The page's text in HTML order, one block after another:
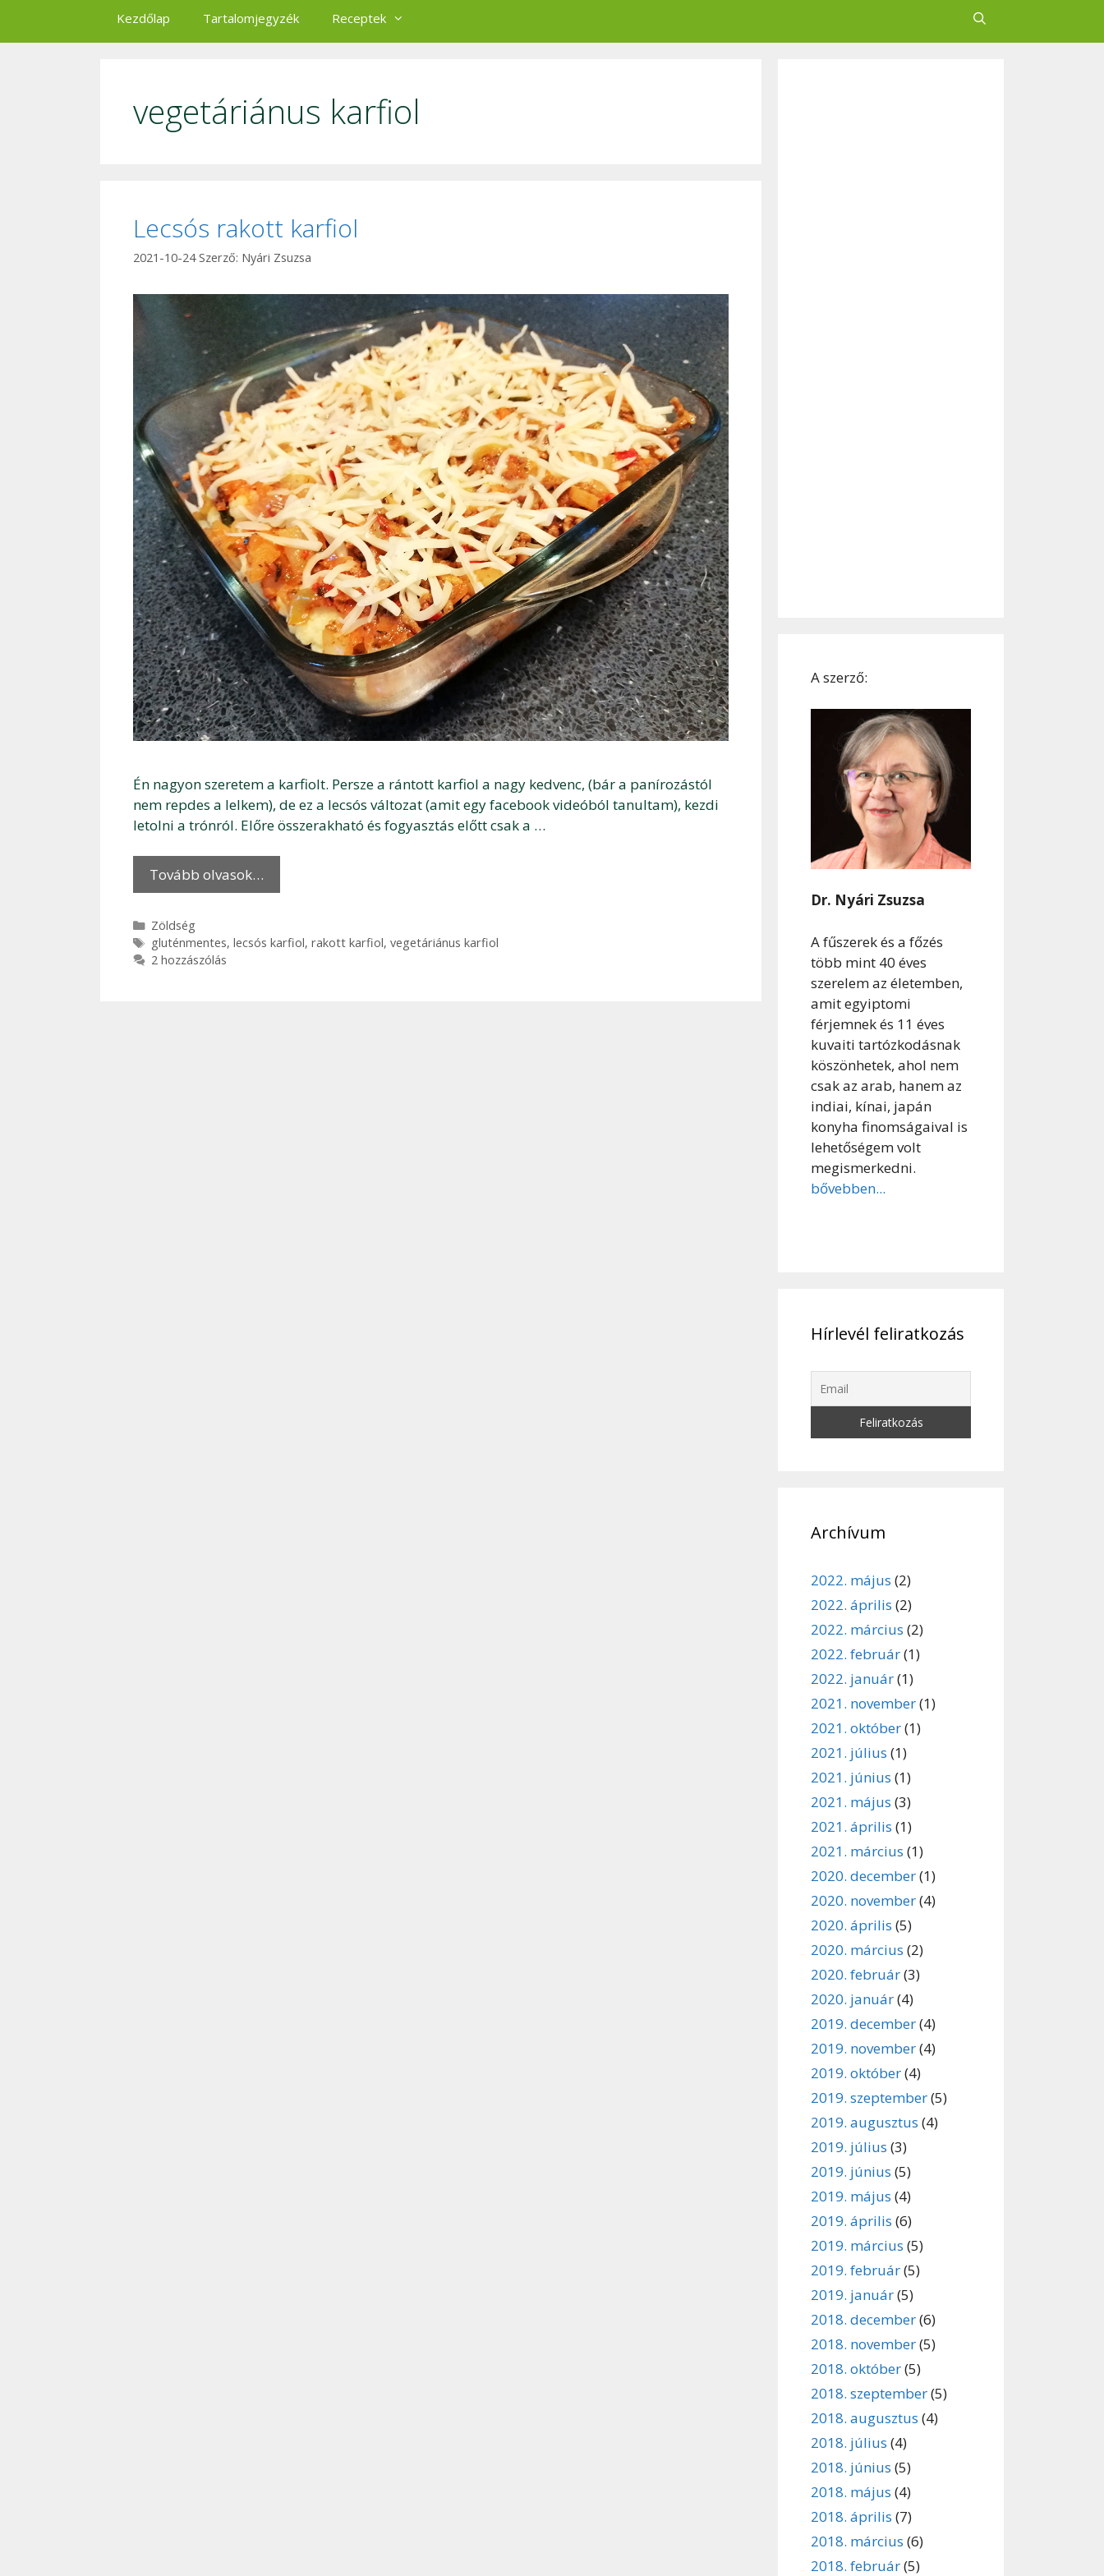
Kezdőlap Tartalomjegyzék Receptek
vegetáriánus karfiol
Lecsós rakott karfiol
2021-10-24 Szerző: Nyári Zsuzsa
Én nagyon szeretem a karfiolt. Persze a rántott karfiol a nagy kedvenc, (bár a panírozástól
nem repdes a lelkem), de ez a lecsós változat (amit egy facebook videóból tanultam), kezdi
letolni a trónról. Előre összerakható és fogyasztás előtt csak a …
Tovább olvasok…
Kategória
Zöldség
Címkék
gluténmentes, lecsós karfiol, rakott karfiol, vegetáriánus karfiol
2 hozzászólás
A szerző:
Dr. Nyári Zsuzsa
A fűszerek és a főzés
több mint 40 éves
szerelem az életemben,
amit egyiptomi
férjemnek és 11 éves
kuvaiti tartózkodásnak
köszönhetek, ahol nem
csak az arab, hanem az
indiai, kínai, japán
konyha finomságaival is
lehetőségem volt
megismerkedni.
bővebben...
Hírlevél feliratkozás
Archívum
2022. május (2)
2022. április (2)
2022. március (2)
2022. február(1)
2022. január(1)
2021. november(1)
2021. október(1)
2021. július (1)
2021. június (1)
2021. május (3)
2021. április (1)
2021. március (1)
2020. december(1)
2020. november(4)
2020. április (5)
2020. március (2)
2020. február(3)
2020. január(4)
2019. december(4)
2019. november(4)
2019. október(4)
2019. szeptember(5)
2019. augusztus (4)
2019. július (3)
2019. június (5)
2019. május (4)
2019. április (6)
2019. március (5)
2019. február(5)
2019. január(5)
2018. december(6)
2018. november(5)
2018. október(5)
2018. szeptember(5)
2018. augusztus (4)
2018. július (4)
2018. június (5)
2018. május (4)
2018. április (7)
2018. március (6)
2018. február(5)